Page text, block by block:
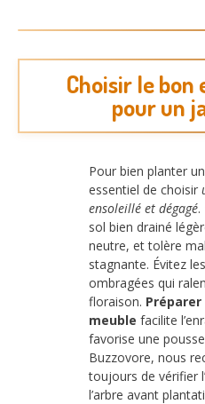
Choisir le
pour un
Pour bien planter
essentiel de choisir
ensoleillé et dégagé.
sol bien drainé
neutre, et tolère
stagnante. Évitez
ombragées qui
floraison.
meuble facilite
favorise une
Buzzovore, nous
toujours de vérifier
l’arbre avant